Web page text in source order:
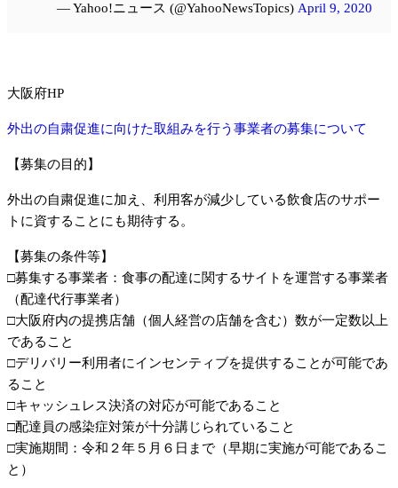
— Yahoo!ニュース (@YahooNewsTopics) April 9, 2020
大阪府HP
外出の自粛促進に向けた取組みを行う事業者の募集について
【募集の目的】
外出の自粛促進に加え、利用客が減少している飲食店のサポー
トに資することにも期待する。
【募集の条件等】
□募集する事業者：食事の配達に関するサイトを運営する事業者
（配達代行事業者）
□大阪府内の提携店舗（個人経営の店舗を含む）数が一定数以上
であること
□デリバリー利用者にインセンティブを提供することが可能であ
ること
□キャッシュレス決済の対応が可能であること
□配達員の感染症対策が十分講じられていること
□実施期間：令和２年５月６日まで（早期に実施が可能であるこ
と）